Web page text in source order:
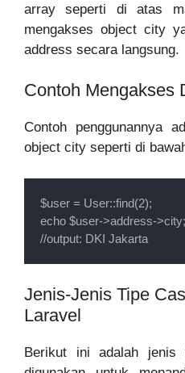
array seperti di atas
mengakses object city
address secara langsung.
Contoh Mengakses
Contoh penggunannya
object city seperti di
$user = User::find(2);
echo $user->address->city;
//output: DKI Jakarta
Jenis-Jenis Tipe
Laravel
Berikut ini adalah